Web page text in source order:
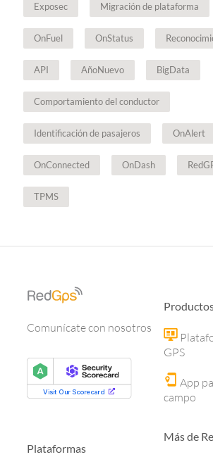
Exposec Migración de plataforma
OnFuel OnStatus
API AñoNuevo BigData
Comportamiento del conductor
Identificación de pasajeros OnAlert
OnConnected OnDash
TPMS
Comunícate con nosotros
Plataformas
GPS
App
campo
Más de